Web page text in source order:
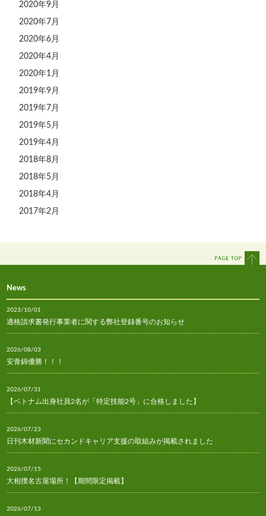
2020年9月
2020年7月
2020年6月
2020年4月
2020年1月
2019年9月
2019年7月
2019年5月
2019年4月
2018年8月
2018年5月
2018年4月
2017年2月
News
2023/10/01
適格請求書発行事業者に関する弊社登録番号のお知らせ
2026/08/03
安青錦優勝！！！
2026/07/31
【ベトナム出身社員2名が「特定技能2号」に合格しました】
2026/07/23
日刊木材新聞にセカンドキャリア支援の取組みが掲載されました
2026/07/15
大相撲名古屋場所！【期間限定掲載】
2026/07/13